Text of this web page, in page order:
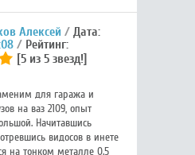
Алексей Дата:
Рейтинг:
[5 из 5 звезд!]
для гаража и
на ваз 2109, опыт
Начитавшись
видосов в инете
на тонком металле 0.5